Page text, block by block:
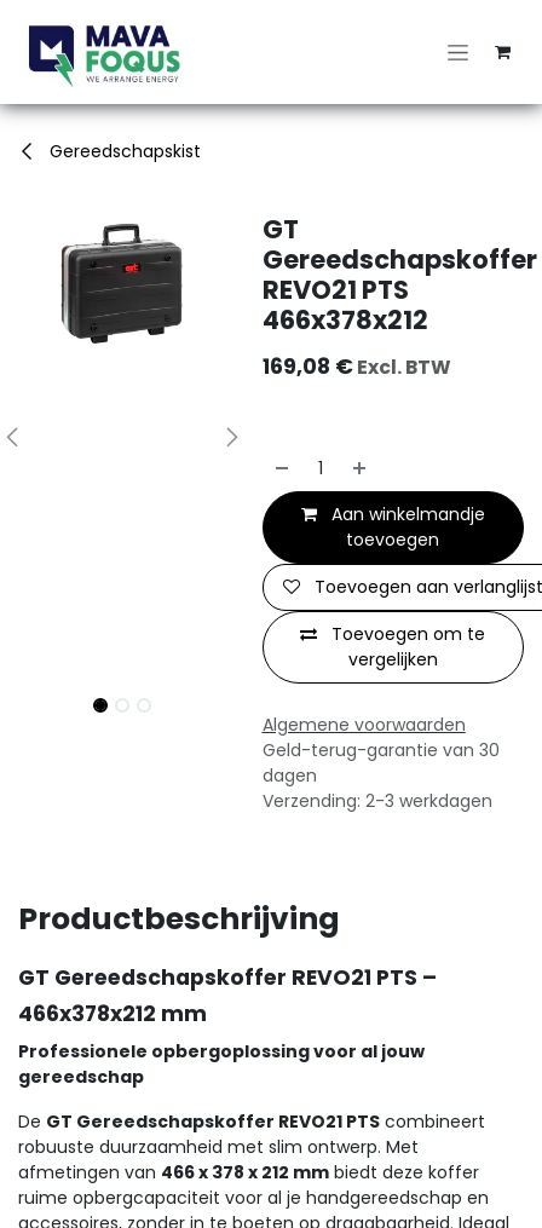
Gereedschapskist
GT
Gereedschapskoffer
REVO21 PTS
466x378x212
169,08 €Excl. BTW
Aan winkelmandje
toevoegen
Toevoegen om te
vergelijken
Toevoegen aan verlanglijst
Algemene voorwaarden
Geld-terug-garantie van 30
dagen
Verzending: 2-3 werkdagen
Productbeschrijving
GT Gereedschapskoffer REVO21 PTS –
466x378x212 mm
Professionele opbergoplossing voor al jouw
gereedschap
De GT Gereedschapskoffer REVO21 PTS combineert
robuuste duurzaamheid met slim ontwerp. Met
afmetingen van 466 x 378 x 212 mm biedt deze koffer
ruime opbergcapaciteit voor al je handgereedschap en
accessoires, zonder in te boeten op draagbaarheid. Ideaal